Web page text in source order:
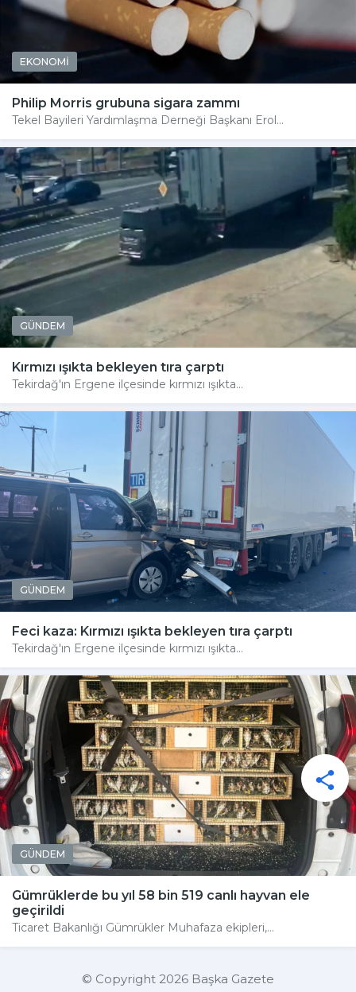
EKONOMİ
Philip Morris grubuna sigara zammı
Tekel Bayileri Yardımlaşma Derneği Başkanı Erol...
GÜNDEM
Kırmızı ışıkta bekleyen tıra çarptı
Tekirdağ'ın Ergene ilçesinde kırmızı ışıkta...
GÜNDEM
Feci kaza: Kırmızı ışıkta bekleyen tıra çarptı
Tekirdağ'ın Ergene ilçesinde kırmızı ışıkta...
GÜNDEM
Gümrüklerde bu yıl 58 bin 519 canlı hayvan ele
geçirildi
Ticaret Bakanlığı Gümrükler Muhafaza ekipleri,...
© Copyright 2026 Başka Gazete